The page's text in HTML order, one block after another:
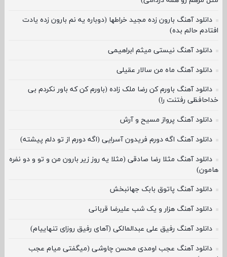
دانلود آهنگ بارون زده مجید خراطها (دوباره یه نم بارون زده یادت
افتادم حالم بده)
دانلود آهنگ نیستی میثم ابراهیمی
دانلود آهنگ ماه من سالار عقیلی
دانلود آهنگ باورم کن رضا ملک زاده (باورم کن که باور نکردم بی
خداحافظی رفتنت را)
دانلود آهنگ پرواز مسیح و آرش
دانلود آهنگ اگه دورم فریدون آسرایی (اگه دورم از تو دلم پیشته)
دانلود آهنگ مثلا رضا صادقی (مثلا یه روز زیر بارون من و تو و دو نفره
هامون)
دانلود آهنگ پاتوق بابک جهانبخش
دانلود آهنگ هزار و یک شب علیرضا قربانی
دانلود آهنگ رفیق علی عبدالمالکی (آهای رفیق روزای تنهاییام)
دانلود آهنگ عجب اومدی محسن چاوشی (میگفتی میام عجب